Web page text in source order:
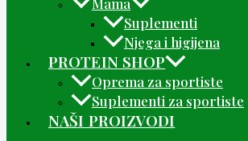
Suplementi
Njega i higijena
PROTEIN SHOP
Oprema za sportiste
Suplementi za sportiste
NAŠI PROIZVODI